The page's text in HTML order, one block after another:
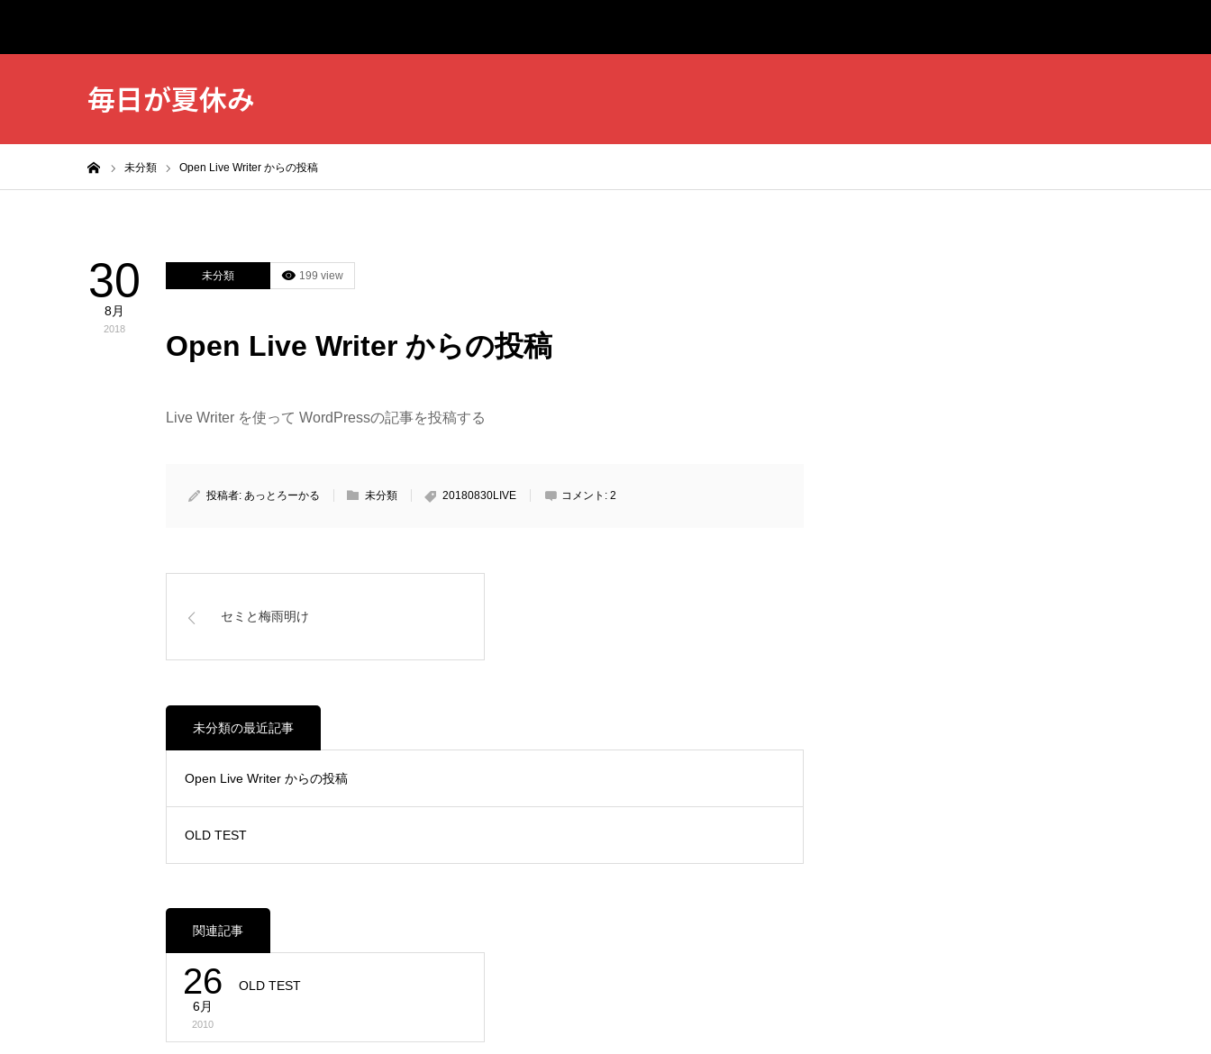
毎日が夏休み
未分類 Open Live Writer からの投稿
30
8月
2018
未分類 199 view
Open Live Writer からの投稿
Live Writer を使って WordPressの記事を投稿する
投稿者: あっとろーかる 未分類 20180830LIVE コメント: 2
セミと梅雨明け
未分類の最近記事
Open Live Writer からの投稿
OLD TEST
関連記事
26
6月
2010
OLD TEST